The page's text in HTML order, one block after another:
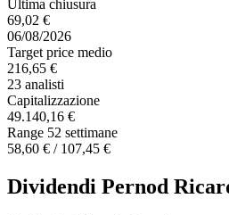
Ultima chiusura
69,02 €
06/08/2026
Target price medio
216,65 €
23 analisti
Capitalizzazione
49.140,16 €
Range 52 settimane
58,60 € / 107,45 €
Dividendi Pernod